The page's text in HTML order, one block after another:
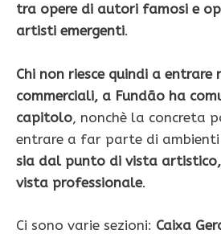
tra opere di autori famosi e
artisti emergenti.
Chi non riesce quindi a entrare
commerciali, a Fundão ha
capitolo, nonchè la concreta
entrare a far parte di
sia dal punto di vista
vista professionale.
Ci sono varie sezioni: Caixa